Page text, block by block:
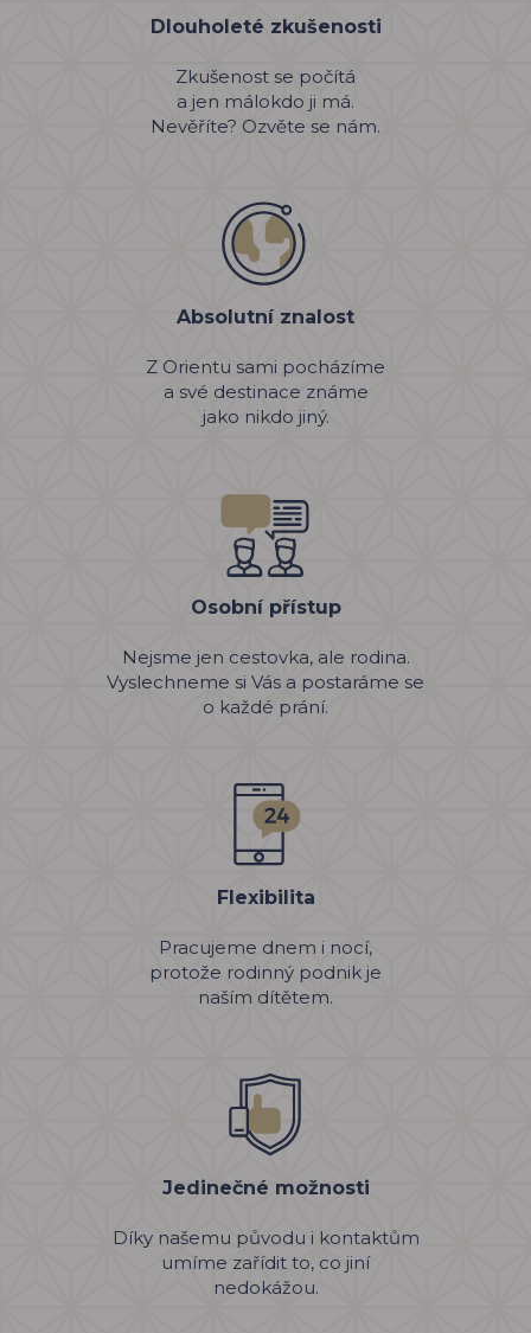
Dlouholeté zkušenosti
Zkušenost se počítá
a jen málokdo ji má.
Nevěříte? Ozvěte se nám.
Absolutní znalost
Z Orientu sami pocházíme
a své destinace známe
jako nikdo jiný.
Osobní přístup
Nejsme jen cestovka, ale rodina.
Vyslechneme si Vás a postaráme se
o každé prání.
Flexibilita
Pracujeme dnem i nocí,
protože rodinný podnik je
naším dítětem.
Jedinečné možnosti
Díky našemu původu i kontaktům
umíme zařídit to, co jiní
nedokážou.